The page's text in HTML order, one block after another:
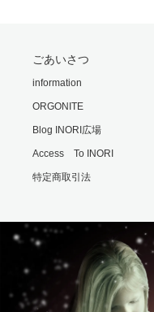
RSS FEED
SHARE
EMBED
モリオンは明智小五郎
勘違いの霊
Feb 25, 2020 • 6:00
ごあいさつ
information
ORGONITE
Blog INORI広場
Access To INORI
特定商取引法